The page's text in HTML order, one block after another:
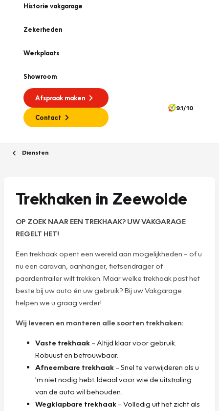
Historie vakgarage
Zekerheden
Werkplaats
Showroom
Afspraak maken
Contact
9.1/10
Diensten
Trekhaken in Zeewolde
OP ZOEK NAAR EEN TREKHAAK? UW VAKGARAGE
REGELT HET!
Een trekhaak opent een wereld aan mogelijkheden – of u
nu een caravan, aanhanger, fietsendrager of
paardentrailer wilt trekken. Maar welke trekhaak past het
beste bij uw auto én uw gebruik? Bij uw Vakgarage
helpen we u graag verder!
Wij leveren en monteren alle soorten trekhaken:
Vaste trekhaak – Altijd klaar voor gebruik.
Robuust en betrouwbaar.
Afneembare trekhaak – Snel te verwijderen als u
'm niet nodig hebt. Ideaal voor wie de uitstraling
van de auto wil behouden.
Wegklapbare trekhaak – Volledig uit het zicht als